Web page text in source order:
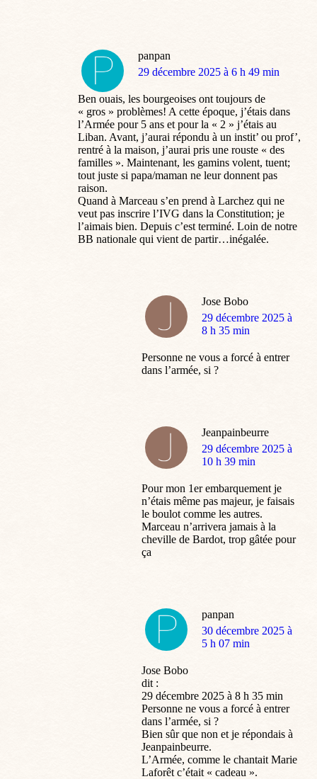
panpan
dit
29 décembre 2025 à 6 h 49 min
Ben ouais, les bourgeoises ont toujours de
« gros » problèmes! A cette époque, j’étais dans
l’Armée pour 5 ans et pour la « 2 » j’étais au
Liban. Avant, j’aurai répondu à un instit’ ou prof’,
rentré à la maison, j’aurai pris une rouste « des
familles ». Maintenant, les gamins volent, tuent;
tout juste si papa/maman ne leur donnent pas
raison.
Quand à Marceau s’en prend à Larchez qui ne
veut pas inscrire l’IVG dans la Constitution; je
l’aimais bien. Depuis c’est terminé. Loin de notre
BB nationale qui vient de partir…inégalée.
Jose Bobo
dit
:
29 décembre 2025 à
8 h 35 min
Personne ne vous a forcé à entrer
dans l’armée, si ?
Jeanpainbeurre
dit
:
29 décembre 2025 à
10 h 39 min
Pour mon 1er embarquement je
n’étais même pas majeur, je faisais
le boulot comme les autres.
Marceau n’arrivera jamais à la
cheville de Bardot, trop gâtée pour
ça
panpan
dit
:
30 décembre 2025 à
5 h 07 min
Jose Bobo
dit :
29 décembre 2025 à 8 h 35 min
Personne ne vous a forcé à entrer
dans l’armée, si ?
Bien sûr que non et je répondais à
Jeanpainbeurre.
L’Armée, comme le chantait Marie
Laforêt c’était « cadeau ».